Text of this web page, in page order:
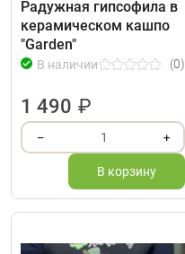
Радужная гипсофила в
керамическом кашпо
"Garden"
В наличии (0)
1 490 ₽
– 1 +
В корзину